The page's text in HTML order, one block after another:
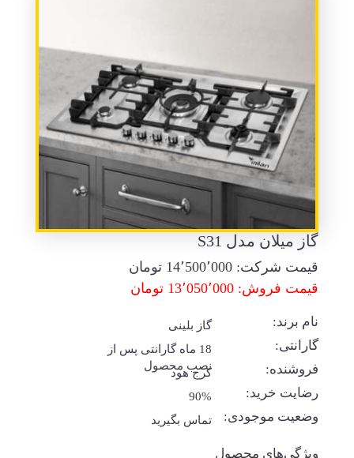
گاز میلان مدل S31
قیمت شرکت: 14٬500٬000 تومان
قیمت فروش: 13٬050٬000 تومان
نام برند: گاز بلینی
گارانتی:
18 ماه گارانتی پس از
نصب محصول
فروشنده: کرج هود
رضایت خرید: 90%
وضعیت موجودی: تماس بگیرید
ویژگی‌های محصول